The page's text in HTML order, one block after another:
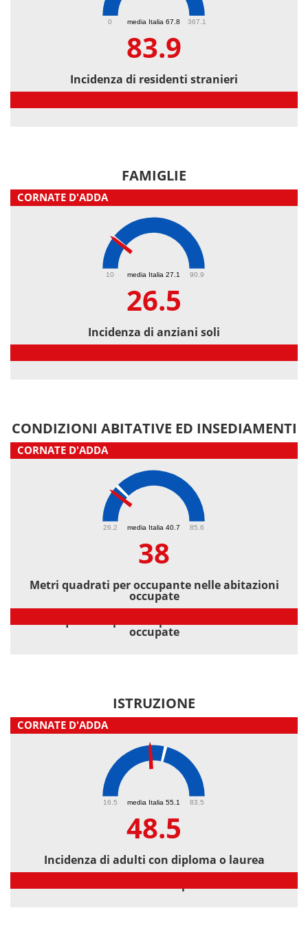
media Italia 67.8
0 367.1
83.9
Incidenza di residenti stranieri
FAMIGLIE
CORNATE D'ADDA
media Italia 27.1
10 90.9
26.5
Incidenza di anziani soli
CONDIZIONI ABITATIVE ED INSEDIAMENTI
CORNATE D'ADDA
media Italia 40.7
26.2 85.6
38
Metri quadrati per occupante nelle abitazioni
occupate
occupate
ISTRUZIONE
CORNATE D'ADDA
media Italia 55.1
16.5 83.5
48.5
Incidenza di adulti con diploma o laurea